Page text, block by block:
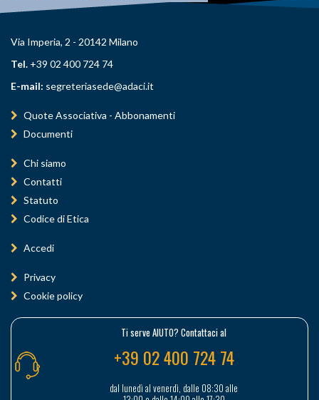
Via Imperia, 2 - 20142 Milano
Tel. +39 02 400 724 74
E-mail: segreteriasede@adaci.it
Quote Associativa - Abbonamenti
Documenti
Chi siamo
Contatti
Statuto
Codice di Etica
Accedi
Privacy
Cookie policy
Ti serve AIUTO? Contattaci al
+39 02 400 724 74
dal lunedì al venerdì, dalle 08:30 alle